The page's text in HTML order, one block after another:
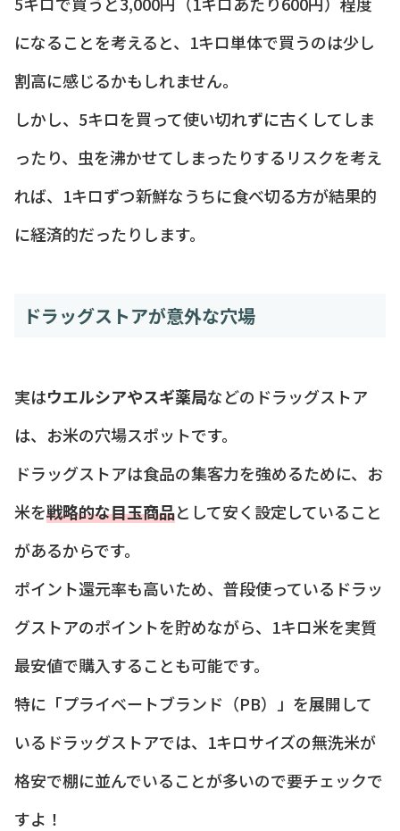
になることを考えると、1キロ単体で買うのは少し
割高に感じるかもしれません。
しかし、5キロを買って使い切れずに古くしてしま
ったり、虫を沸かせてしまったりするリスクを考え
れば、1キロずつ新鮮なうちに食べ切る方が結果的
に経済的だったりします。
ドラッグストアが意外な穴場
実はウエルシアやスギ薬局などのドラッグストア
は、お米の穴場スポットです。
ドラッグストアは食品の集客力を強めるために、お
米を戦略的な目玉商品として安く設定していること
があるからです。
ポイント還元率も高いため、普段使っているドラッ
グストアのポイントを貯めながら、1キロ米を実質
最安値で購入することも可能です。
特に「プライベートブランド（PB）」を展開して
いるドラッグストアでは、1キロサイズの無洗米が
格安で棚に並んでいることが多いので要チェックで
すよ！